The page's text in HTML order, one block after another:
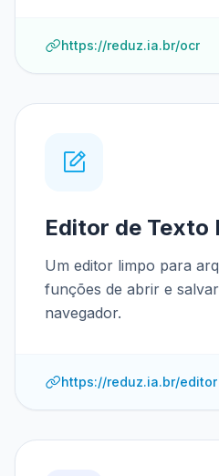
https://reduz.ia.br/ocr
Editor de Texto
Um editor limpo para
funções de abrir e
navegador.
https://reduz.ia.br/editor